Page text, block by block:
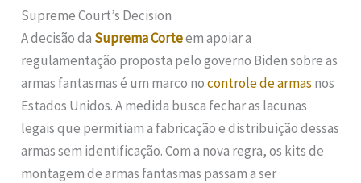
Supreme Court’s Decision
A decisão da Suprema Corteem apoiar a
regulamentação proposta pelo governo Biden sobre as
armas fantasmas é um marco nocontrole de armas nos
Estados Unidos. A medida busca fechar as lacunas
legais que permitiam a fabricação e distribuição dessas
armas sem identificação. Com a nova regra, os kits de
montagem de armas fantasmas passam a ser